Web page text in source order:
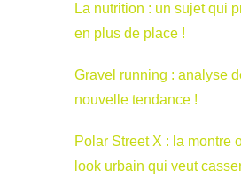
La nutrition : un sujet qui
en plus de place !
Gravel running : analyse
nouvelle tendance !
Polar Street X : la montre
look urbain qui veut